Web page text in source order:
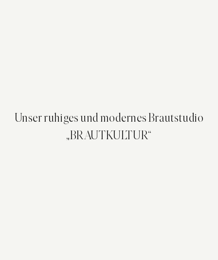
Unser ruhiges und modernes Brautstudio
„BRAUTKULTUR“